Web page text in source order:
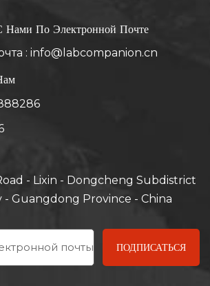
Нами По Электронной Почте
: info@labcompanion.cn
- Lixin - Dongcheng Subdistrict
- Guangdong Province - China